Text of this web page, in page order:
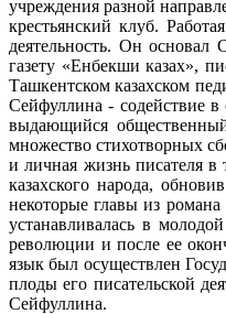
учреждения разной
крестьянский клуб.
деятельность. Он основал
газету «Енбекши казах»,
Ташкентском казахском
Сейфуллина - содействие в
выдающийся
множество стихотворных
и личная жизнь писателя в
казахского народа,
некоторые главы из
устанавливалась в
революции и после ее
язык был осуществлен
плоды его писательской
Сейфуллина.